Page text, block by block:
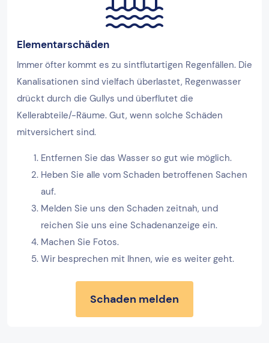
Elementarschäden
Immer öfter kommt es zu sintflutartigen Regenfällen. Die
Kanalisationen sind vielfach überlastet, Regenwasser
drückt durch die Gullys und überflutet die
Kellerabteile/-Räume. Gut, wenn solche Schäden
mitversichert sind.
Entfernen Sie das Wasser so gut wie möglich.
Heben Sie alle vom Schaden betroffenen Sachen
auf.
Melden Sie uns den Schaden zeitnah, und
reichen Sie uns eine Schadenanzeige ein.
Machen Sie Fotos.
Wir besprechen mit Ihnen, wie es weiter geht.
Schaden melden